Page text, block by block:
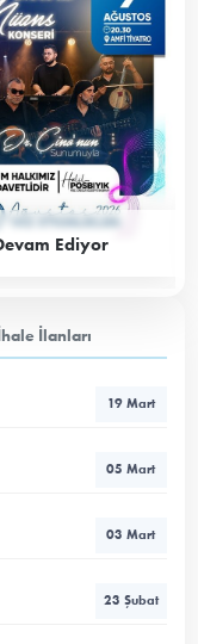
Ediyor
İlanları
19 Mart
05 Mart
03 Mart
23 Şubat